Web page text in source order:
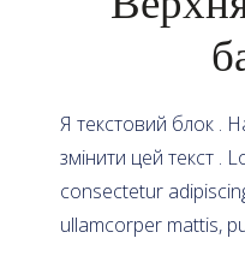
Я текстовий блок .
змінити цей текст .
consectetur
ullamcorper mattis,